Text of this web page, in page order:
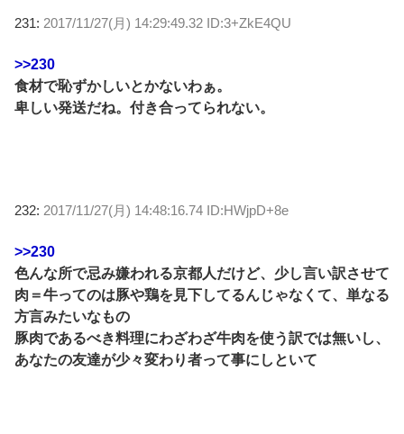
231: 2017/11/27(月) 14:29:49.32 ID:3+ZkE4QU
>>230
食材で恥ずかしいとかないわぁ。
卑しい発送だね。付き合ってられない。
232: 2017/11/27(月) 14:48:16.74 ID:HWjpD+8e
>>230
色んな所で忌み嫌われる京都人だけど、少し言い訳させて
肉＝牛ってのは豚や鶏を見下してるんじゃなくて、単なる
方言みたいなもの
豚肉であるべき料理にわざわざ牛肉を使う訳では無いし、
あなたの友達が少々変わり者って事にしといて